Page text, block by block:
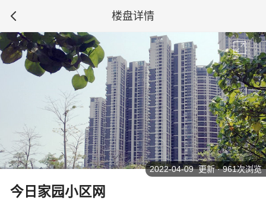
楼盘详情
今日家园小区网
2022-04-09 更新 · 961次浏览